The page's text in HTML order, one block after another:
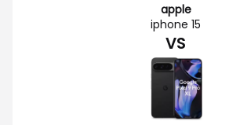
apple
iphone 15
VS